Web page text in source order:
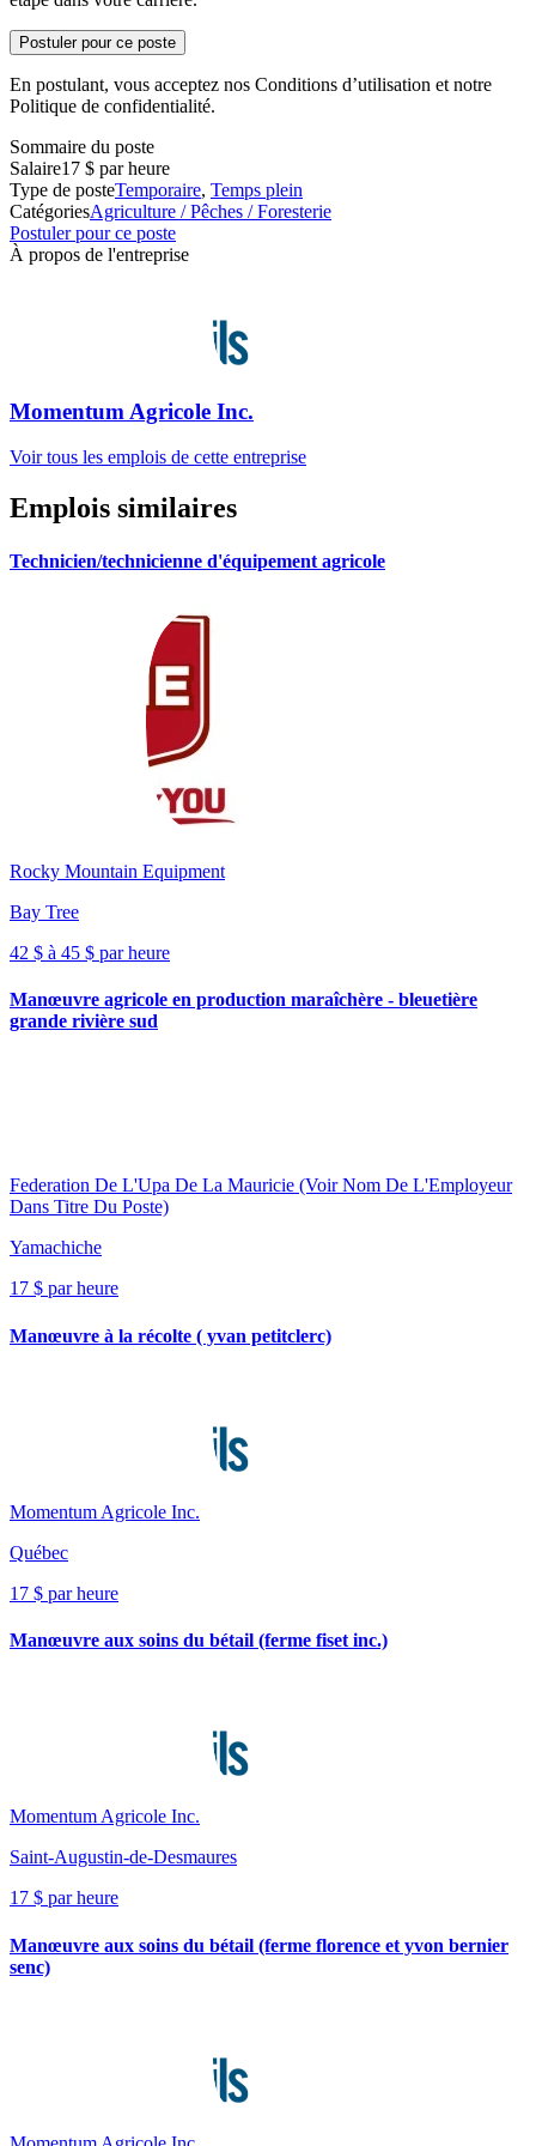
Postuler pour ce poste
En postulant, vous acceptez nos Conditions d’utilisation et notre
Politique de confidentialité.
Sommaire du poste
Salaire17 $ par heure
Type de posteTemporaire, Temps plein
CatégoriesAgriculture / Pêches / Foresterie
Postuler pour ce poste
À propos de l'entreprise
Momentum Agricole Inc.
Voir tous les emplois de cette entreprise
Emplois similaires
Technicien/technicienne d'équipement agricole
Rocky Mountain Equipment
Bay Tree
42 $ à 45 $ par heure
Manœuvre agricole en production maraîchère - bleuetière
grande rivière sud
Federation De L'Upa De La Mauricie (Voir Nom De L'Employeur
Dans Titre Du Poste)
Yamachiche
17 $ par heure
Manœuvre à la récolte ( yvan petitclerc)
Momentum Agricole Inc.
Québec
17 $ par heure
Manœuvre aux soins du bétail (ferme fiset inc.)
Momentum Agricole Inc.
Saint-Augustin-de-Desmaures
17 $ par heure
Manœuvre aux soins du bétail (ferme florence et yvon bernier
senc)